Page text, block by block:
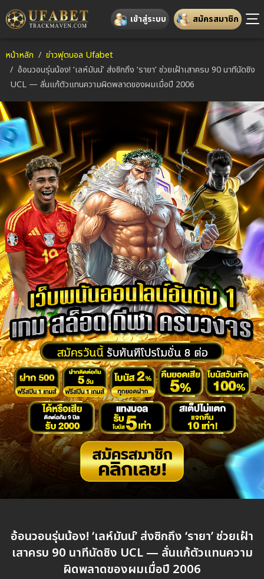
เข้าสู่ระบบ สมัครสมาชิก
หน้าหลัก
ข่าวฟุตบอล Ufabet
อ้อนวอนรุ่นน้อง! ‘เลห์มันน์’ ส่งซิกถึง ‘รายา’ ช่วยเฝ้าเสาครบ 90 นาทีนัดชิง
UCL — ลั่นแก้ตัวแทนความผิดพลาดของผมเมื่อปี 2006
อ้อนวอนรุ่นน้อง! ‘เลห์มันน์’ ส่งซิกถึง ‘รายา’ ช่วยเฝ้า
เสาครบ 90 นาทีนัดชิง UCL — ลั่นแก้ตัวแทนความ
ผิดพลาดของผมเมื่อปี 2006